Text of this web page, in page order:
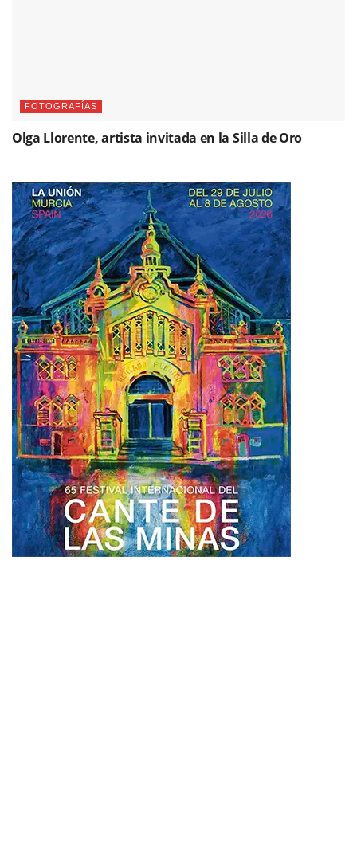
FOTOGRAFÍAS
Olga Llorente, artista invitada en la Silla de Oro